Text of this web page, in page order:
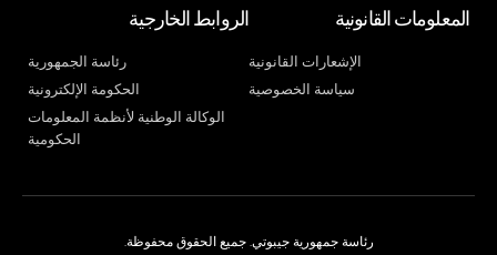
المعلومات القانونية
الإشعارات القانونية
سياسة الخصوصية
الروابط الخارجية
رئاسة الجمهورية
الحكومة الإلكترونية
الوكالة الوطنية لأنظمة المعلومات
الحكومية
رئاسة جمهورية جيبوتي. جميع الحقوق محفوظة.